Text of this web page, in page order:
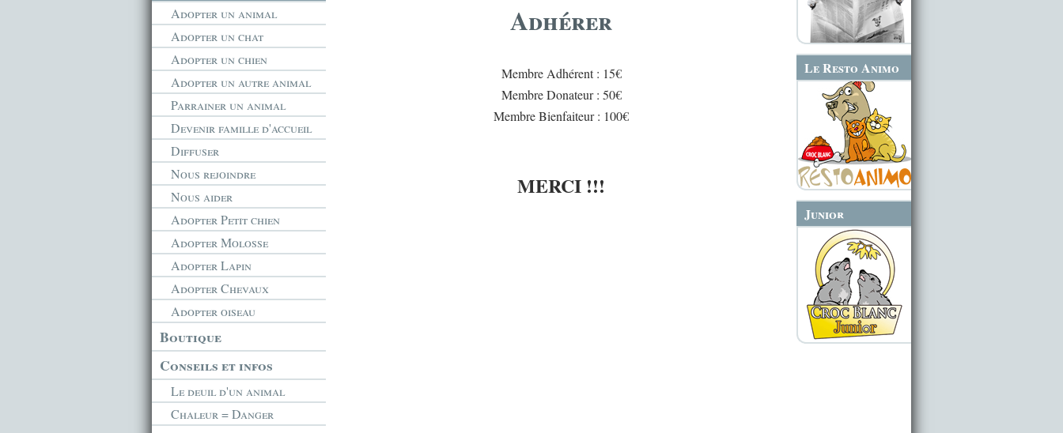
Adopter un animal
Adopter un chat
Adopter un chien
Adopter un autre animal
Parrainer un animal
Devenir famille d'accueil
Diffuser
Nous rejoindre
Nous aider
Adopter Petit chien
Adopter Molosse
Adopter Lapin
Adopter Chevaux
Adopter oiseau
Boutique
Conseils et infos
Le deuil d'un animal
Chaleur = Danger
Le Resto Animo
Junior
Adhérer
Membre Adhérent : 15€
Membre Donateur : 50€
Membre Bienfaiteur : 100€
MERCI !!!